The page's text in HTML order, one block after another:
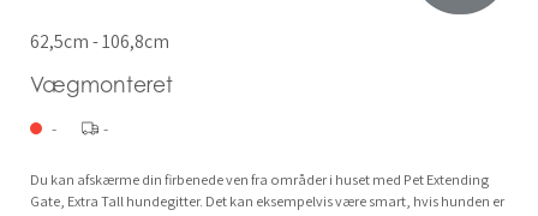
62,5cm - 106,8cm
Vægmonteret
- -
Du kan afskærme din firbenede ven fra områder i huset med Pet Extending
Gate, Extra Tall hundegitter. Det kan eksempelvis være smart, hvis hunden er